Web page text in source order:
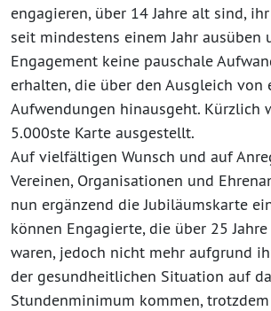
engagieren, über 14 Jahre alt sind,
seit mindestens einem Jahr ausüben
Engagement keine pauschale
erhalten, die über den Ausgleich von
Aufwendungen hinausgeht. Kürzlich
5.000ste Karte ausgestellt.
Auf vielfältigen Wunsch und auf
Vereinen, Organisationen und
nun ergänzend die Jubiläumskarte
können Engagierte, die über 25
waren, jedoch nicht mehr aufgrund
der gesundheitlichen Situation auf
Stundenminimum kommen,